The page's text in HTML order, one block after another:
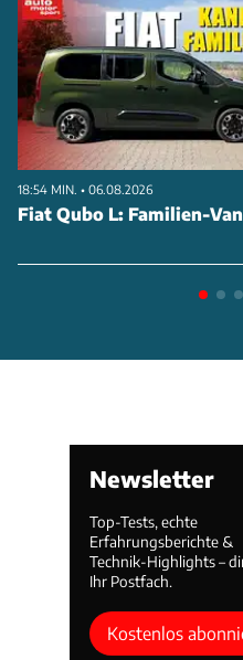
18:54 MIN. • 06.08.2026
Fiat Qubo L: Familien-
Newsletter
Top-Tests, echte
Erfahrungsberichte &
Technik-Highlights –
Ihr Postfach.
Kostenlos